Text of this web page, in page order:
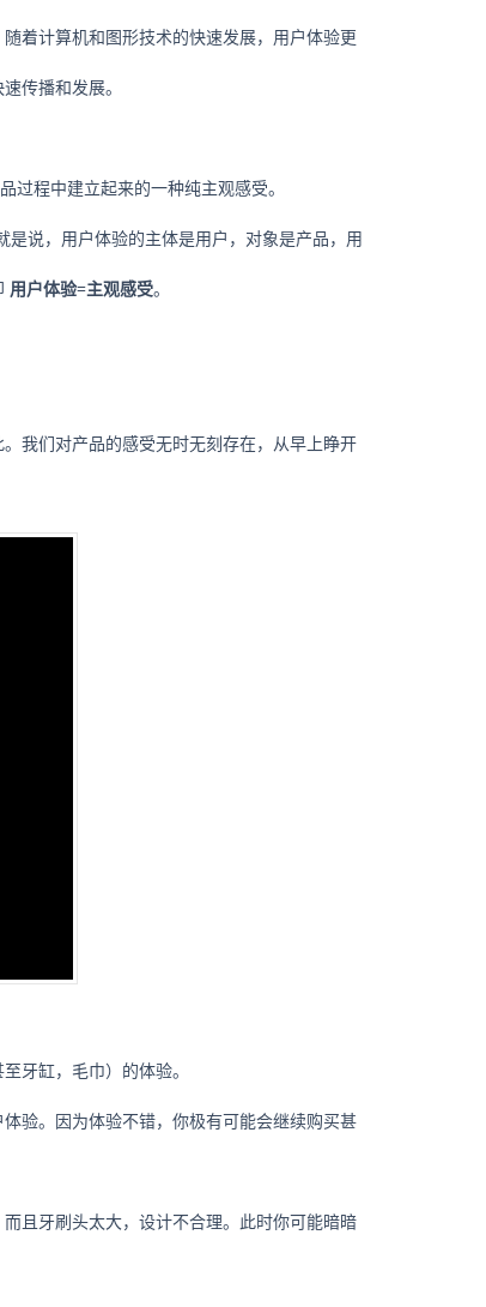
着计算机和图形技术的快速发展，用户体验更
传播和发展。
过程中建立起来的一种纯主观感受。
说，用户体验的主体是用户，对象是产品，用
用户体验=主观感受。
我们对产品的感受无时无刻存在，从早上睁开
牙缸，毛巾）的体验。
验。因为体验不错，你极有可能会继续购买甚
且牙刷头太大，设计不合理。此时你可能暗暗